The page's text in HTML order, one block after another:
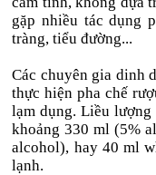
gặp nhiều tác dụng
tràng, tiểu đường...
Các chuyên gia dinh
thực hiện pha chế
lạm dụng. Liều
khoảng 330 ml (5%
alcohol), hay 40 ml
lạnh.